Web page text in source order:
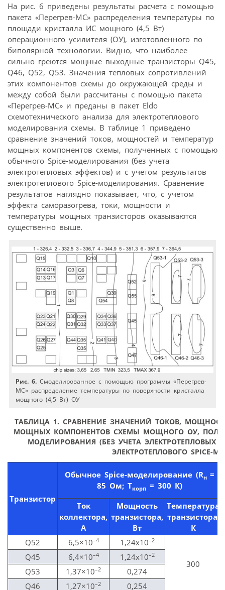
На рис. 6 приведены результаты расчета с помощью
пакета «Перегрев-МС» распределения температуры по
площади кристалла ИС мощного (4,5 Вт)
операционного усилителя (ОУ), изготовленного по
биполярной технологии. Видно, что наиболее
сильно греются мощные выходные транзисторы Q45,
Q46, Q52, Q53. Значения тепловых сопротивлений
этих компонентов схемы до окружающей среды и
между собой были рассчитаны с помощью пакета
«Перегрев-МС» и преданы в пакет Eldo
схемотехнического анализа для электротеплового
моделирования схемы. В таблице 1 приведено
сравнение значений токов, мощностей и температур
мощных компонентов схемы, полученных с помощью
обычного Spice-моделирования (без учета
электротепловых эффектов) и с учетом результатов
электротеплового Spice-моделирования. Сравнение
результатов наглядно показывает, что, с учетом
эффекта саморазогрева, токи, мощности и
температуры мощных транзисторов оказываются
существенно выше.
Рис. 6. Смоделированное с помощью программы «Перегрев-
МС» распределение температуры по поверхности кристалла
мощного (4,5 Вт) ОУ
ТАБЛИЦА 1. СРАВНЕНИЕ ЗНАЧЕНИЙ ТОКОВ,
МОЩНЫХ КОМПОНЕНТОВ СХЕМЫ МОЩНОГО ОУ,
МОДЕЛИРОВАНИЯ (БЕЗ УЧЕТА ЭЛЕКТРОТЕПЛОВЫХ
ЭЛЕКТРОТЕПЛОВОГО SPICE-
Транзистор
Обычное Spice-моделирование (Rн =
85 Ом; Ткорп= 300 К)
Ток
коллектора,
А
Мощность
транзистора,
Вт
Температура
транзистора,
К
Q52 6,5×10–4 1,24х10–2
300
Q45 6,4×10–4 1,24х10–2
Q53 1,37×10–2
0,274
Q46
1,27×10–2 0,254